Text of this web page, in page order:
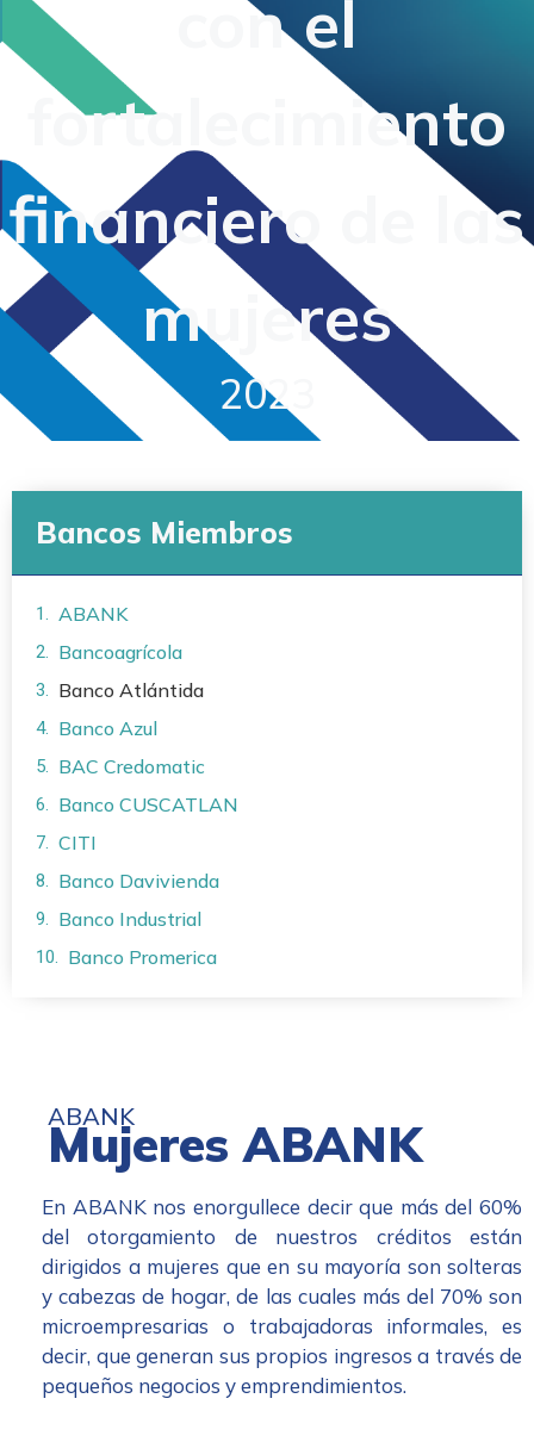
con el
fortalecimiento
financiero de las
mujeres
2023
Bancos Miembros
ABANK
Bancoagrícola
Banco Atlántida
Banco Azul
BAC Credomatic
Banco CUSCATLAN
CITI
Banco Davivienda
Banco Industrial
Banco Promerica
ABANK
Mujeres ABANK
En ABANK nos enorgullece decir que más del 60%
del otorgamiento de nuestros créditos están
dirigidos a mujeres que en su mayoría son solteras
y cabezas de hogar, de las cuales más del 70% son
microempresarias o trabajadoras informales, es
decir, que generan sus propios ingresos a través de
pequeños negocios y emprendimientos.